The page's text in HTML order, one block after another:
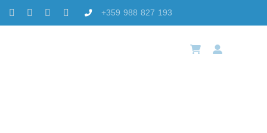
Skip
to
+359 988 827 193